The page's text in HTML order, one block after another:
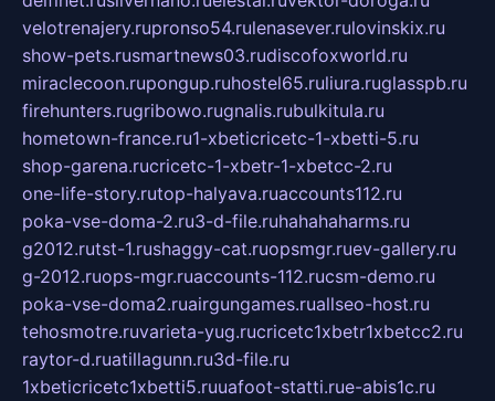
velotrenajery.rupronso54.rulenasever.rulovinskix.ru
show-pets.rusmartnews03.rudiscofoxworld.ru
miraclecoon.rupongup.ruhostel65.ruliura.ruglasspb.ru
firehunters.rugribowo.rugnalis.rubulkitula.ru
hometown-france.ru1-xbeticricetc-1-xbetti-5.ru
shop-garena.rucricetc-1-xbetr-1-xbetcc-2.ru
one-life-story.rutop-halyava.ruaccounts112.ru
poka-vse-doma-2.ru3-d-file.ruhahahaharms.ru
g2012.rutst-1.rushaggy-cat.ruopsmgr.ruev-gallery.ru
g-2012.ruops-mgr.ruaccounts-112.rucsm-demo.ru
poka-vse-doma2.ruairgungames.ruallseo-host.ru
tehosmotre.ruvarieta-yug.rucricetc1xbetr1xbetcc2.ru
raytor-d.ruatillagunn.ru3d-file.ru
1xbeticricetc1xbetti5.ruuafoot-statti.rue-abis1c.ru